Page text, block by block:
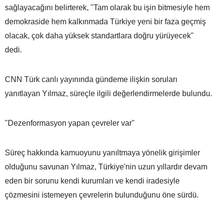
sağlayacağını belirterek, "Tam olarak bu işin bitmesiyle hem
demokraside hem kalkınmada Türkiye yeni bir faza geçmiş
olacak, çok daha yüksek standartlara doğru yürüyecek"
dedi.
CNN Türk canlı yayınında gündeme ilişkin soruları
yanıtlayan Yılmaz, süreçle ilgili değerlendirmelerde bulundu.
"Dezenformasyon yapan çevreler var"
Süreç hakkında kamuoyunu yanıltmaya yönelik girişimler
olduğunu savunan Yılmaz, Türkiye'nin uzun yıllardır devam
eden bir sorunu kendi kurumları ve kendi iradesiyle
çözmesini istemeyen çevrelerin bulunduğunu öne sürdü.